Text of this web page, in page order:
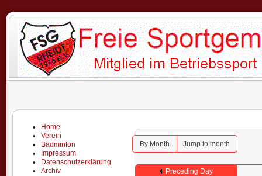
Home
Verein
Badminton
Impressum
Datenschutzerklärung
Archiv
By Month Jump to month
Preceding Day